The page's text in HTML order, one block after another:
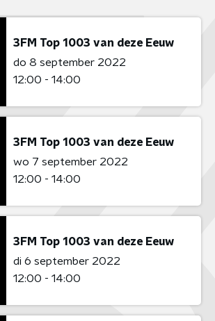
3FM Top 1003 van deze Eeuw
do 8 september 2022
12:00 - 14:00
3FM Top 1003 van deze Eeuw
wo 7 september 2022
12:00 - 14:00
3FM Top 1003 van deze Eeuw
di 6 september 2022
12:00 - 14:00